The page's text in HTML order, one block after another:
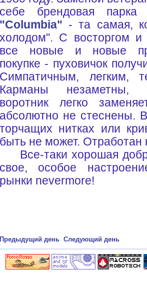
себе брендовая
"Columbia" - та самая,
холодом". С восторгом и
все новые и новые
покупке - пуховичок
Симпатичным, легким,
Карманы незаметны,
воротник легко
абсолютно не стеснены.
торчащих нитках или
быть не может. Отработан
Все-таки хорошая
свое, особое
рынки nevermore!
Предыдущий день Следующий день